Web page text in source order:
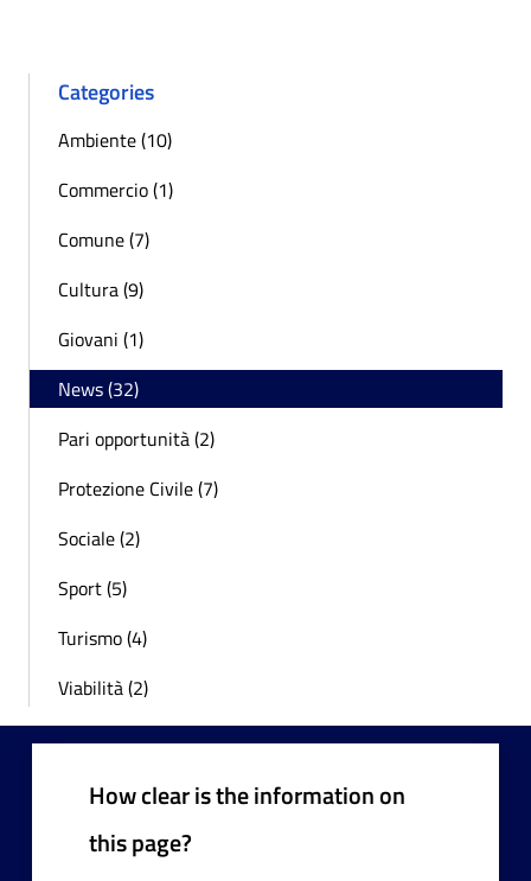
Categories
Ambiente (10)
Commercio (1)
Comune (7)
Cultura (9)
Giovani (1)
News (32)
Pari opportunità (2)
Protezione Civile (7)
Sociale (2)
Sport (5)
Turismo (4)
Viabilità (2)
How clear is the information on
this page?